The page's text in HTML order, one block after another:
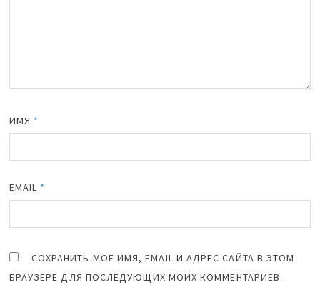
ИМЯ *
EMAIL *
СОХРАНИТЬ МОЁ ИМЯ, EMAIL И АДРЕС САЙТА В ЭТОМ
БРАУЗЕРЕ ДЛЯ ПОСЛЕДУЮЩИХ МОИХ КОММЕНТАРИЕВ.